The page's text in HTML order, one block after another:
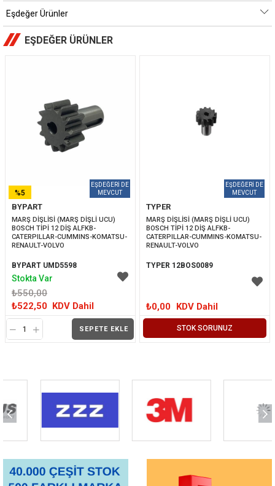
Eşdeğer Ürünler
EŞDEĞER ÜRÜNLER
BYPART
MARŞ DİŞLİSİ (MARŞ DİŞLİ UCU)
BOSCH TİPİ 12 DİŞ ALFKB-
CATERPILLAR-CUMMINS-KOMATSU-
RENAULT-VOLVO
BYPART UMD5598
₺550,00
₺522,50 KDV Dahil
SEPETE EKLE
%5
İNDIRIM
Stokta Var
STOK SORUNUZ
TYPER
MARŞ DİŞLİSİ (MARŞ DİŞLİ UCU)
BOSCH TİPİ 12 DİŞ ALFKB-
CATERPILLAR-CUMMINS-KOMATSU-
RENAULT-VOLVO
TYPER 12BOS0089
₺0,00 KDV Dahil